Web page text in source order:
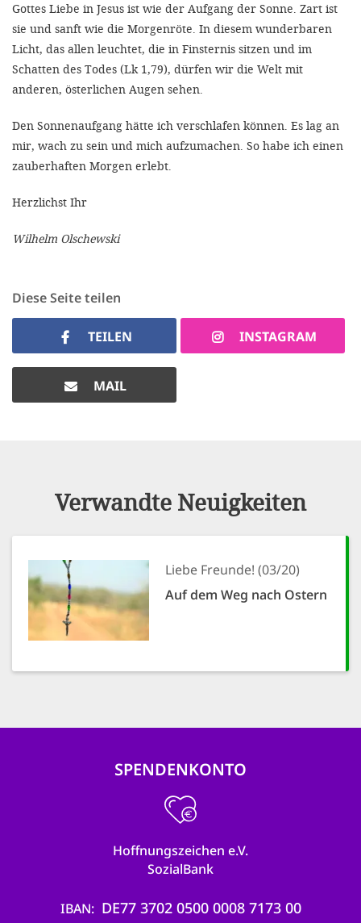
Gottes Liebe in Jesus ist wie der Aufgang der Sonne. Zart ist
sie und sanft wie die Morgenröte. In diesem wunderbaren
Licht, das allen leuchtet, die in Finsternis sitzen und im
Schatten des Todes (Lk 1,79), dürfen wir die Welt mit
anderen, österlichen Augen sehen.
Den Sonnenaufgang hätte ich verschlafen können. Es lag an
mir, wach zu sein und mich aufzumachen. So habe ich einen
zauberhaften Morgen erlebt.
Herzlichst Ihr
Wilhelm Olschewski
Diese Seite teilen
TEILEN INSTAGRAM
MAIL
Verwandte Neuigkeiten
Liebe Freunde! (03/20)
Auf dem Weg nach Ostern
SPENDENKONTO
Hoffnungszeichen e.V.
SozialBank
IBAN DE77 3702 0500 0008 7173 00